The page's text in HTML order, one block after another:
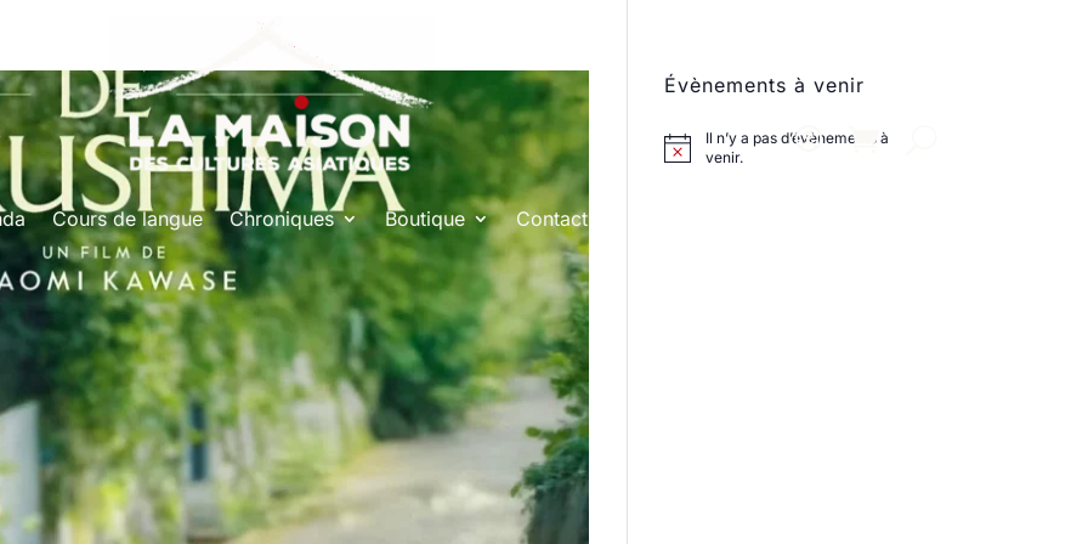
Cours de langue Chroniques Boutique Contact
Évènements à venir
Il n’y a pas d’évènements à
venir.